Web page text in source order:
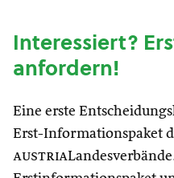
Interessiert?
anfordern!
Eine erste
Erst-Informationspaket
austria